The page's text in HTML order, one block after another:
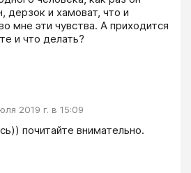
дерзок и хамоват, что и
мне эти чувства. А приходится
и что делать?
2019 г. в 15:09
почитайте внимательно.